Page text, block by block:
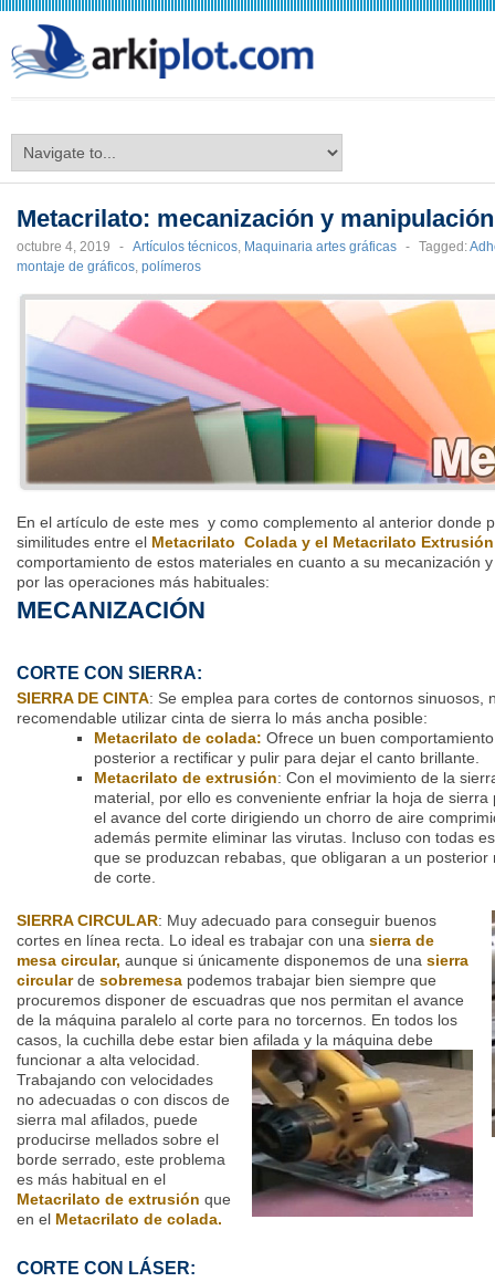
Metacrilato: mecanización y manipulación
octubre 4, 2019 - Artículos técnicos, Maquinaria artes gráficas - Tagged:
montaje de gráficos, polímeros
En el artículo de este mes y como complemento al anterior donde
similitudes entre el Metacrilato Colada y el Metacrilato Extrusión
comportamiento de estos materiales en cuanto a su mecanización
por las operaciones más habituales:
MECANIZACIÓN
CORTE CON SIERRA:
SIERRA DE CINTA: Se emplea para cortes de contornos sinuosos,
recomendable utilizar cinta de sierra lo más ancha posible:
Metacrilato de colada: Ofrece un buen
posterior a rectificar y pulir para dejar el canto brillante.
Metacrilato de extrusión: Con el movimiento de la
material, por ello es conveniente enfriar la hoja de
el avance del corte dirigiendo un chorro de aire
además permite eliminar las virutas. Incluso con todas
que se produzcan rebabas, que obligaran a un
de corte.
SIERRA CIRCULAR: Muy adecuado para conseguir buenos
cortes en línea recta. Lo ideal es trabajar con una sierra de
mesa circular, aunque si únicamente disponemos de una sierra
circularde sobremesa podemos trabajar bien siempre que
procuremos disponer de escuadras que nos permitan el avance
de la máquina paralelo al corte para no torcernos. En todos los
casos, la cuchilla debe estar bien afilada y la máquina debe
funcionar a alta velocidad.
Trabajando con velocidades
no adecuadas o con discos de
sierra mal afilados, puede
producirse mellados sobre el
borde serrado, este problema
es más habitual en el
Metacrilato de extrusión que
en el Metacrilato de colada.
CORTE CON LÁSER: